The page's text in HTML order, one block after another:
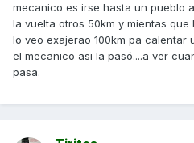
mecanico es irse hasta un pueblo
la vuelta otros 50km y mientas
lo veo exajerao 100km pa calentar
el mecanico asi la pasó....a ver
pasa.